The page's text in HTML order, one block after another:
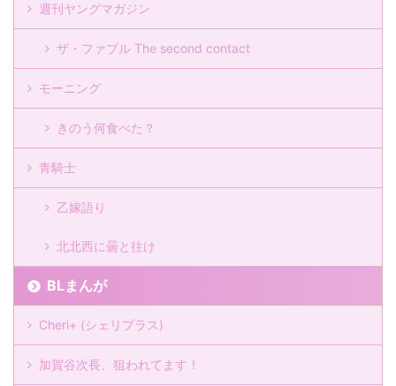
週刊ヤングマガジン
ザ・ファブル The second contact
モーニング
きのう何食べた？
青騎士
乙嫁語り
北北西に曇と往け
BLまんが
Cheri+ (シェリプラス)
加賀谷次長、狙われてます！